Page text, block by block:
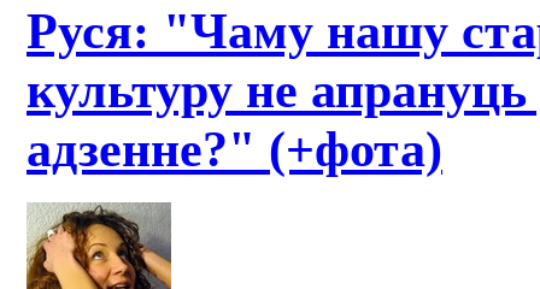
Руся: "Чаму нашу
культуру не апрануць
адзенне?" (+фота)